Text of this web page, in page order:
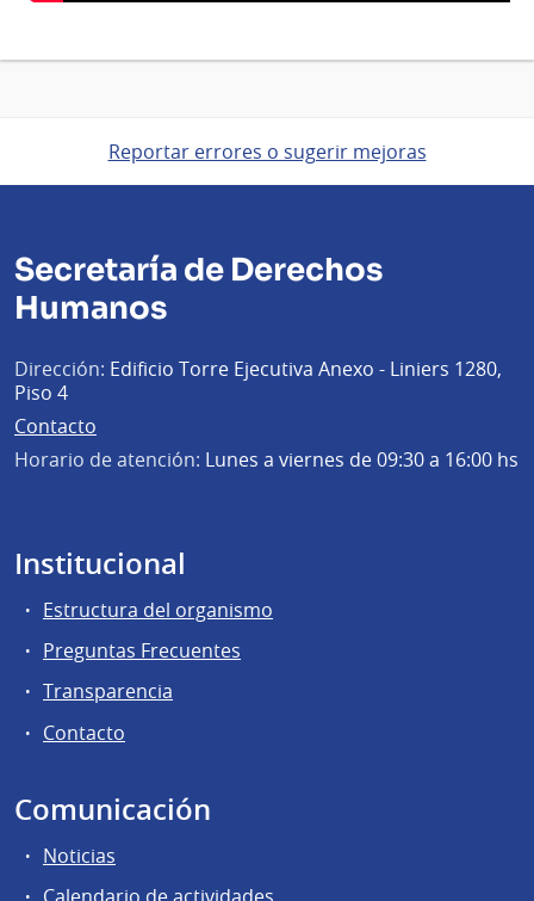
Reportar errores o sugerir mejoras
Secretaría de Derechos
Humanos
Dirección: Edificio Torre Ejecutiva Anexo - Liniers 1280,
Piso 4
Contacto
Horario de atención: Lunes a viernes de 09:30 a 16:00 hs
Institucional
Estructura del organismo
Preguntas Frecuentes
Transparencia
Contacto
Comunicación
Noticias